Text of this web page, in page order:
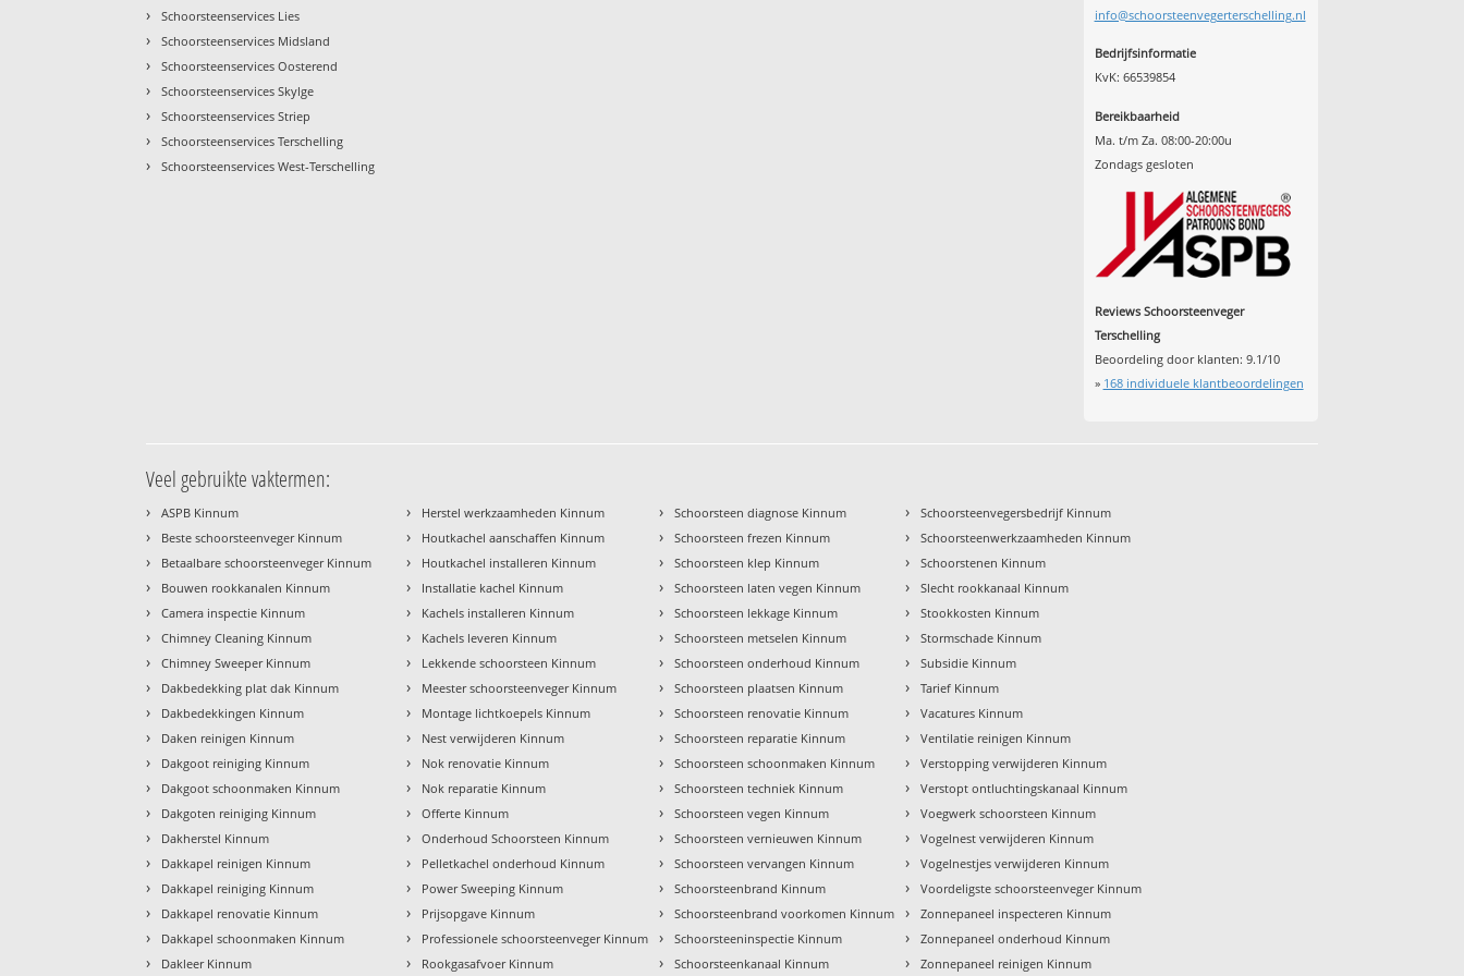
›
Schoorsteenservices Lies
› Schoorsteenservices Midsland
› Schoorsteenservices Oosterend
› Schoorsteenservices Skylge
› Schoorsteenservices Striep
› Schoorsteenservices Terschelling
› Schoorsteenservices West-Terschelling
info@schoorsteenvegerterschelling.nl
Bedrijfsinformatie
KvK: 66539854
Bereikbaarheid
Ma. t/m Za. 08:00-20:00u
Zondags gesloten
Reviews Schoorsteenveger
Terschelling
Beoordeling door klanten: 9.1/10
» 168individuele klantbeoordelingen
Veel gebruikte vaktermen:
› ASPB Kinnum
› Beste schoorsteenveger Kinnum
› Betaalbare schoorsteenveger Kinnum
› Bouwen rookkanalen Kinnum
› Camera inspectie Kinnum
› Chimney Cleaning Kinnum
› Chimney Sweeper Kinnum
› Dakbedekking plat dak Kinnum
› Dakbedekkingen Kinnum
› Daken reinigen Kinnum
› Dakgoot reiniging Kinnum
› Dakgoot schoonmaken Kinnum
› Dakgoten reiniging Kinnum
› Dakherstel Kinnum
› Dakkapel reinigen Kinnum
› Dakkapel reiniging Kinnum
› Dakkapel renovatie Kinnum
› Dakkapel schoonmaken Kinnum
› Dakleer Kinnum
› Herstel werkzaamheden Kinnum
› Houtkachel aanschaffen Kinnum
› Houtkachel installeren Kinnum
› Installatie kachel Kinnum
› Kachels installeren Kinnum
› Kachels leveren Kinnum
› Lekkende schoorsteen Kinnum
› Meester schoorsteenveger Kinnum
› Montage lichtkoepels Kinnum
› Nest verwijderen Kinnum
› Nok renovatie Kinnum
› Nok reparatie Kinnum
› Offerte Kinnum
› Onderhoud Schoorsteen Kinnum
› Pelletkachel onderhoud Kinnum
› Power Sweeping Kinnum
› Prijsopgave Kinnum
› Professionele schoorsteenveger Kinnum
› Rookgasafvoer Kinnum
› Schoorsteen diagnose Kinnum
› Schoorsteen frezen Kinnum
› Schoorsteen klep Kinnum
› Schoorsteen laten vegen Kinnum
› Schoorsteen lekkage Kinnum
› Schoorsteen metselen Kinnum
› Schoorsteen onderhoud Kinnum
› Schoorsteen plaatsen Kinnum
› Schoorsteen renovatie Kinnum
› Schoorsteen reparatie Kinnum
› Schoorsteen schoonmaken Kinnum
› Schoorsteen techniek Kinnum
› Schoorsteen vegen Kinnum
› Schoorsteen vernieuwen Kinnum
› Schoorsteen vervangen Kinnum
› Schoorsteenbrand Kinnum
› Schoorsteenbrand voorkomen Kinnum
› Schoorsteeninspectie Kinnum
› Schoorsteenkanaal Kinnum
› Schoorsteenvegersbedrijf Kinnum
› Schoorsteenwerkzaamheden Kinnum
› Schoorstenen Kinnum
› Slecht rookkanaal Kinnum
› Stookkosten Kinnum
› Stormschade Kinnum
› Subsidie Kinnum
› Tarief Kinnum
› Vacatures Kinnum
› Ventilatie reinigen Kinnum
› Verstopping verwijderen Kinnum
› Verstopt ontluchtingskanaal Kinnum
› Voegwerk schoorsteen Kinnum
› Vogelnest verwijderen Kinnum
› Vogelnestjes verwijderen Kinnum
› Voordeligste schoorsteenveger Kinnum
› Zonnepaneel inspecteren Kinnum
› Zonnepaneel onderhoud Kinnum
› Zonnepaneel reinigen Kinnum